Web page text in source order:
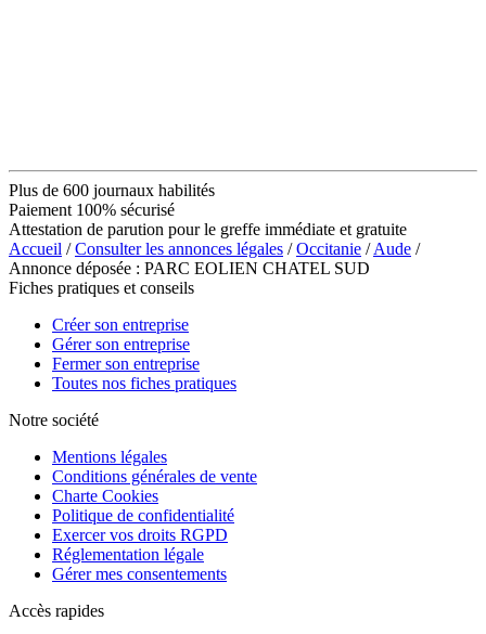
Plus de 600 journaux habilités
Paiement 100% sécurisé
Attestation de parution pour le greffe immédiate et gratuite
Accueil /Consulter les annonces légales /Occitanie /Aude /
Annonce déposée : PARC EOLIEN CHATEL SUD
Fiches pratiques et conseils
Créer son entreprise
Gérer son entreprise
Fermer son entreprise
Toutes nos fiches pratiques
Notre société
Mentions légales
Conditions générales de vente
Charte Cookies
Politique de confidentialité
Exercer vos droits RGPD
Réglementation légale
Gérer mes consentements
Accès rapides